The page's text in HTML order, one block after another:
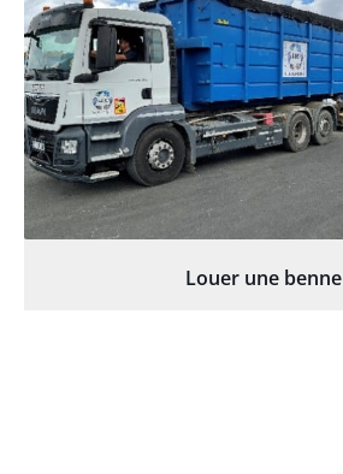
Louer une benne